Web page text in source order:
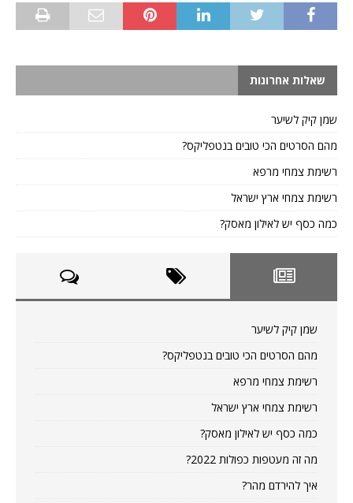
שאלות אחרונות
שמן קיק לשיער
מהם הסרטים הכי טובים בנטפליקס?
רשימת צמחי מרפא
רשימת צמחי ארץ ישראל
כמה כסף יש לאילון מאסק?
שמן קיק לשיער
מהם הסרטים הכי טובים בנטפליקס?
רשימת צמחי מרפא
רשימת צמחי ארץ ישראל
כמה כסף יש לאילון מאסק?
מה זה מעטפות כפולות 2022?
איך להירדם מהר?